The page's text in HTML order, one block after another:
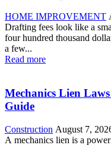
HOME IMPROVEMENT
Drafting fees look like a
four hundred thousand
a few...
Read more
Mechanics Lien
Guide
Construction August 7,
A mechanics lien is a